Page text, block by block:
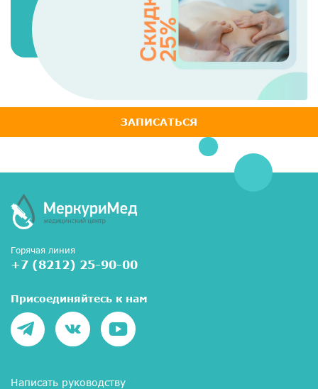
ЗАПИСАТЬСЯ
Горячая линия
+7 (8212) 25-90-00
Присоединяйтесь к нам
Написать руководству